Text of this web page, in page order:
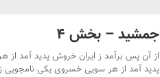
جمشید – بخش ۴
از آن پس برآمد ز ایران خروش پدید آمد
پدید آمد از هر سویی خسروی یکی